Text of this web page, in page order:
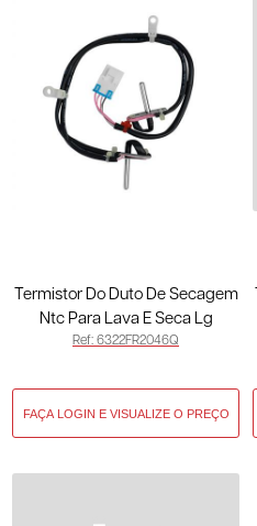
Termistor Do Duto De Secagem
Ntc Para Lava E Seca Lg
Wd1412 Original 6322FR2046Q
Ref: 6322FR2046Q